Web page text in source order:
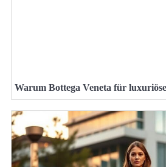
Warum Bottega Veneta für